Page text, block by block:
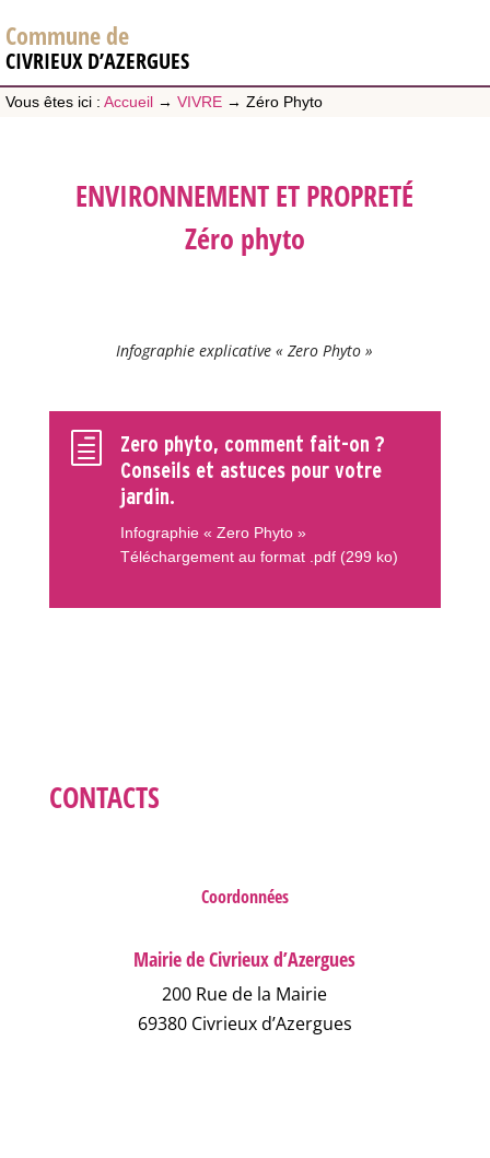
Commune de
CIVRIEUX D’AZERGUES
Vous êtes ici : Accueil → VIVRE → Zéro Phyto
ENVIRONNEMENT ET PROPRETÉ
Zéro phyto
Infographie explicative « Zero Phyto »
h
Zero phyto, comment fait-on ?
Conseils et astuces pour votre
jardin.
Infographie « Zero Phyto »
Téléchargement au format .pdf (299 ko)
CONTACTS
Coordonnées
Mairie de Civrieux d’Azergues
200 Rue de la Mairie
69380 Civrieux d’Azergues